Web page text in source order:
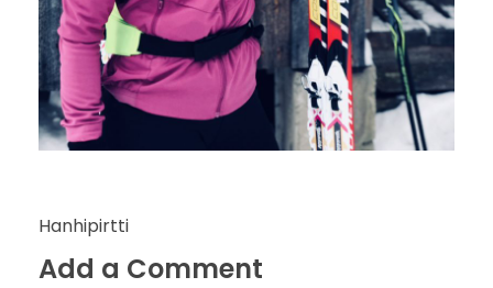
Hanhipirtti
Add a Comment